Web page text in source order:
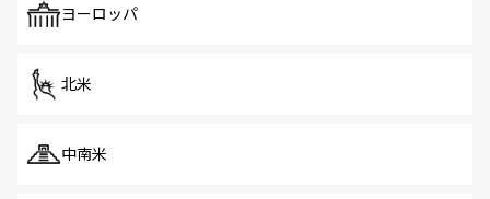
で、ホーカーズは地元の風情を楽しめる外せないスポット
ヨーロッパ
北米
中南米